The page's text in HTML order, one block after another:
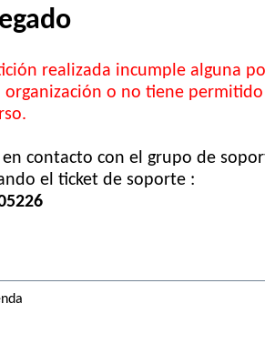
realizada incumple alguna
organización o no tiene
contacto con el grupo de
el ticket de soporte :